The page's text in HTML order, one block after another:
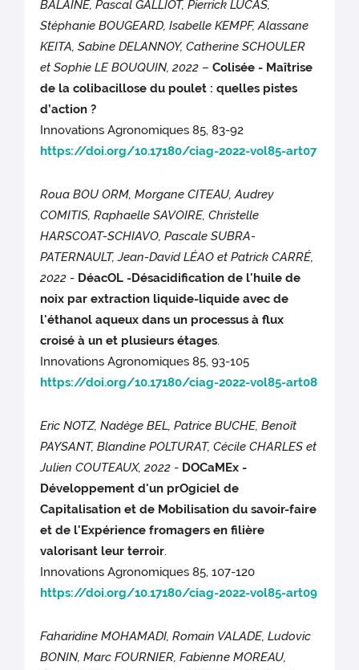
BALAINE, Pascal GALLIOT, Pierrick LUCAS,
Stéphanie BOUGEARD, Isabelle KEMPF, Alassane
KEITA, Sabine DELANNOY, Catherine SCHOULER
et Sophie LE BOUQUIN, 2022 –Colisée - Maîtrise
de la colibacillose du poulet : quelles pistes
d’action ?
Innovations Agronomiques 85, 83-92
https://doi.org/10.17180/ciag-2022-vol85-art07
Roua BOU ORM, Morgane CITEAU, Audrey
COMITIS, Raphaelle SAVOIRE, Christelle
HARSCOAT-SCHIAVO, Pascale SUBRA-
PATERNAULT, Jean-David LÉAO et Patrick CARRÉ,
2022 - DéacOL -Désacidification de l'huile de
noix par extraction liquide-liquide avec de
l'éthanol aqueux dans un processus à flux
croisé à un et plusieurs étages.
Innovations Agronomiques 85, 93-105
https://doi.org/10.17180/ciag-2022-vol85-art08
Eric NOTZ, Nadège BEL, Patrice BUCHE, Benoît
PAYSANT, Blandine POLTURAT, Cécile CHARLES et
Julien COUTEAUX, 2022 - DOCaMEx -
Développement d'un prOgiciel de
Capitalisation et de Mobilisation du savoir-faire
et de l'Expérience fromagers en filière
valorisant leur terroir.
Innovations Agronomiques 85, 107-120
https://doi.org/10.17180/ciag-2022-vol85-art09
Faharidine MOHAMADI, Romain VALADE, Ludovic
BONIN, Marc FOURNIER, Fabienne MOREAU,